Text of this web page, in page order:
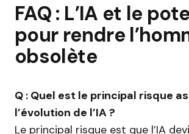
FAQ : L’IA et le
pour rendre
obsolète
Q : Quel est le principal risque
l’évolution de l’IA ?
Le principal risque est que l’IA